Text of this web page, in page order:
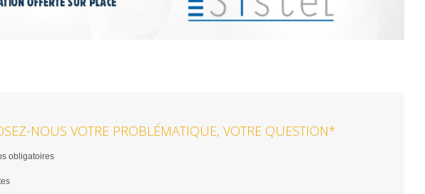
NOUS VOTRE PROBLÉMATIQUE, VOTRE QUESTION*
obligatoires